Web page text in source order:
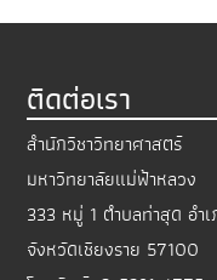
ติดต่อเรา
สำนักวิชาวิทยาศาสตร์
มหาวิทยาลัยแม่ฟ้าหลวง
333 หมู่ 1 ตำบลท่าสุด อำเ
จังหวัดเชียงราย 57100